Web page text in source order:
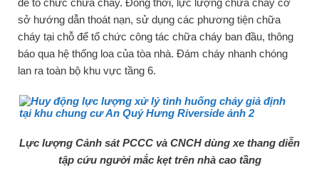
để tổ chức chữa cháy. Đồng thời, lực lượng chữa cháy cơ
sở hướng dẫn thoát nạn, sử dụng các phương tiện chữa
cháy tại chỗ để tổ chức công tác chữa cháy ban đầu, thông
báo qua hệ thống loa của tòa nhà. Đám cháy nhanh chóng
lan ra toàn bộ khu vực tầng 6.
Lực lượng Cảnh sát PCCC và CNCH dùng xe thang diễn
tập cứu người mắc kẹt trên nhà cao tầng